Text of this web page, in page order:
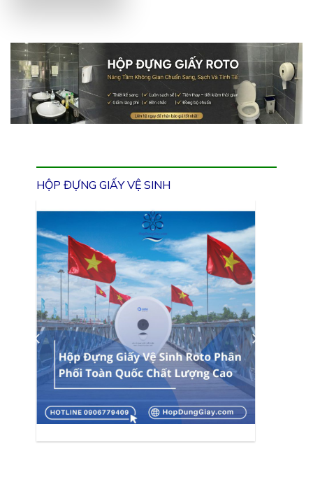
HỘP ĐỰNG GIẤY VỆ SINH